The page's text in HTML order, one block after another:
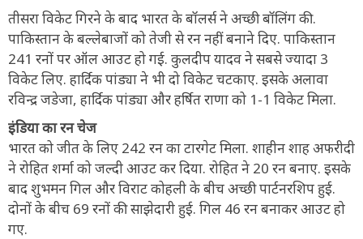
तीसरा विकेट गिरने के बाद भारत के बॉलर्स ने अच्छी बॉलिंग की.
पाकिस्तान के बल्लेबाजों को तेजी से रन नहीं बनाने दिए. पाकिस्तान
241 रनों पर ऑल आउट हो गई. कुलदीप यादव ने सबसे ज्यादा 3
विकेट लिए. हार्दिक पांड्या ने भी दो विकेट चटकाए. इसके अलावा
रविन्द्र जडेजा, हार्दिक पांड्या और हर्षित राणा को 1-1 विकेट मिला.
इंडिया का रन चेज
भारत को जीत के लिए 242 रन का टारगेट मिला. शाहीन शाह अफरीदी
ने रोहित शर्मा को जल्दी आउट कर दिया. रोहित ने 20 रन बनाए. इसके
बाद शुभमन गिल और विराट कोहली के बीच अच्छी पार्टनरशिप हुई.
दोनों के बीच 69 रनों की साझेदारी हुई. गिल 46 रन बनाकर आउट हो
गए.